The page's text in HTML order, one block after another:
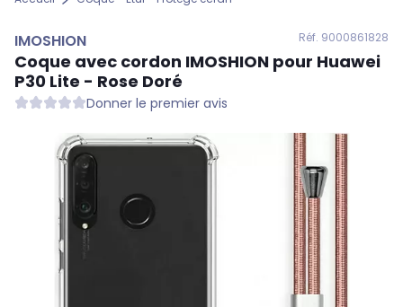
IMOSHION Réf. 9000861828
Coque avec cordon IMOSHION pour Huawei
P30 Lite - Rose Doré
Donner le premier avis